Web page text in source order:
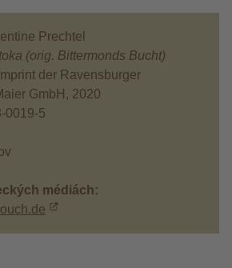
Prechtel
(orig. Bittermonds Bucht)
der Ravensburger
GmbH, 2020
0019-5
médiách: